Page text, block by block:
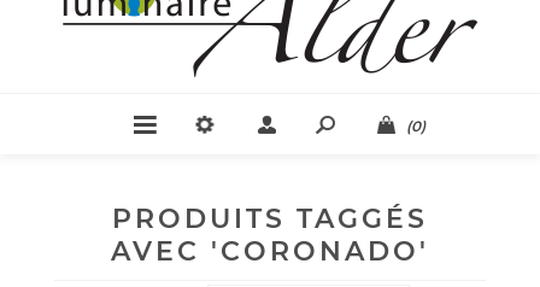
(0)
PRODUITS TAGGÉS
AVEC 'CORONADO'